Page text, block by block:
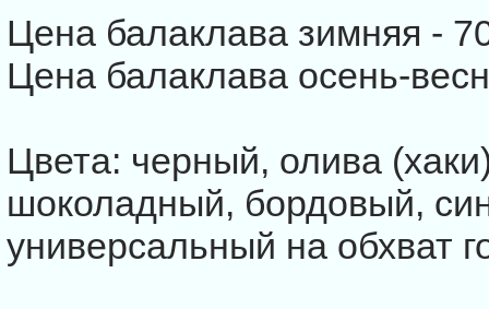
Цена балаклава зимняя -
Цена балаклава осень-
Цвета: черный, олива
шоколадный, бордовый,
универсальный на обхват